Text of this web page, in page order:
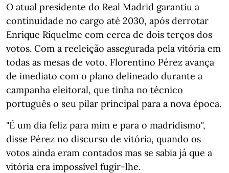
O atual presidente do Real Madrid garantiu a
continuidade no cargo até 2030, após derrotar
Enrique Riquelme com cerca de dois terços dos
votos. Com a reeleição assegurada pela vitória em
todas as mesas de voto, Florentino Pérez avança
de imediato com o plano delineado durante a
campanha eleitoral, que tinha no técnico
português o seu pilar principal para a nova época.
"É um dia feliz para mim e para o madridismo",
disse Pérez no discurso de vitória, quando os
votos ainda eram contados mas se sabia já que a
vitória era impossível fugir-lhe.